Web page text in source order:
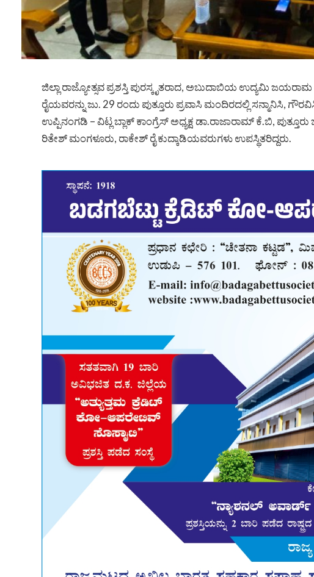
ಜಿಲ್ಲಾ ರಾಜ್ಯೋತ್ಸವ ಪ್ರಶಸ್ತಿ ಪುರಸ್ಕೃತರಾದ, ಅಬುದಾಬಿಯ ಉದ್ಯಮಿ
ರೈಯವರನ್ನು ಜು. 29 ರಂದು ಪುತ್ತೂರು ಪ್ರವಾಸಿ ಮಂದಿರದಲ್ಲಿ ಸನ್ಮಾನಿಸಿ,
ಉಪ್ಪಿನಂಗಡಿ – ವಿಟ್ಲ ಬ್ಲಾಕ್ ಕಾಂಗ್ರೆಸ್ ಅಧ್ಯಕ್ಷ ಡಾ.ರಾಜಾರಾಮ್ ಕೆ.ಬಿ,
ರಿತೇಶ್ ಮಂಗಳೂರು, ರಾಕೇಶ್ ರೈ ಕುದ್ಕಾಡಿಯವರುಗಳು ಉಪಸ್ಥಿತರಿದ್ದರು.